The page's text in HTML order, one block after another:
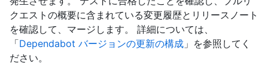
クエストの概要に含まれている変更履歴とリリースノート
を確認して、マージします。 詳細については、
「Dependabot バージョンの更新の構成 」を参照してく
ださい。